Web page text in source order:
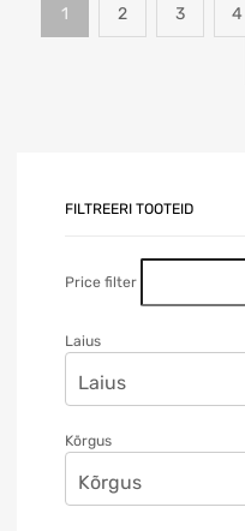
1 2 3 4
FILTREERI TOOTEID
Price filter
Laius
Kõrgus